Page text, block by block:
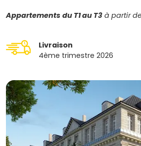
Appartements du T1 au T3 à partir
Livraison
4ème trimestre 2026